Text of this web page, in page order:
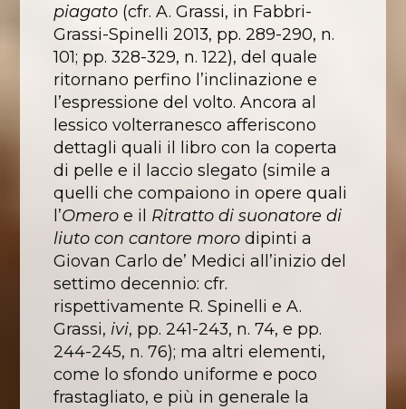
piagato (cfr. A. Grassi, in Fabbri-
Grassi-Spinelli 2013, pp. 289-290, n.
101; pp. 328-329, n. 122), del quale
ritornano perfino l’inclinazione e
l’espressione del volto. Ancora al
lessico volterranesco afferiscono
dettagli quali il libro con la coperta
di pelle e il laccio slegato (simile a
quelli che compaiono in opere quali
l’Omeroe il Ritratto di suonatore di
liuto con cantore morodipinti a
Giovan Carlo de’ Medici all’inizio del
settimo decennio: cfr.
rispettivamente R. Spinelli e A.
Grassi, ivi, pp. 241-243, n. 74, e pp.
244-245, n. 76); ma altri elementi,
come lo sfondo uniforme e poco
frastagliato, e più in generale la